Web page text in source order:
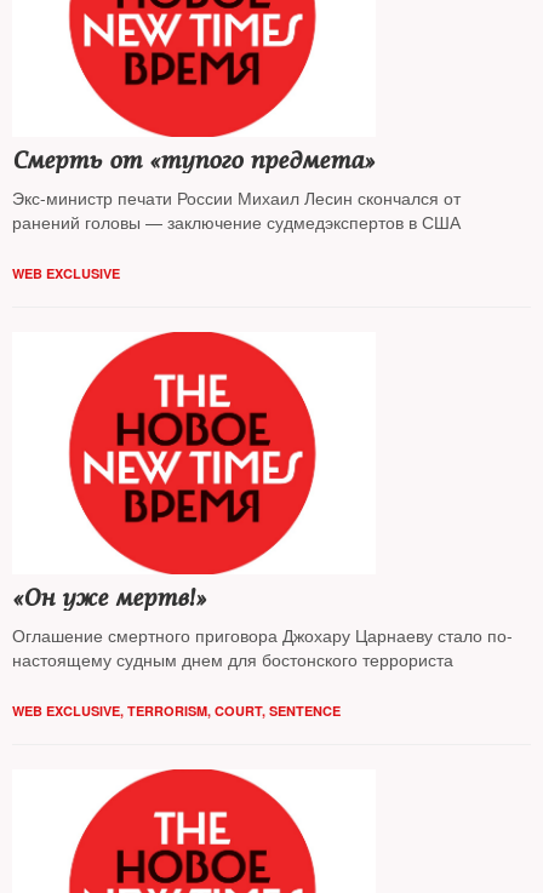
Смерть от «тупого предмета»
Экс-министр печати России Михаил Лесин скончался от
ранений головы — заключение судмедэкспертов в США
WEB EXCLUSIVE
«Он уже мертв!»
Оглашение смертного приговора Джохару Царнаеву стало по-
настоящему судным днем для бостонского террориста
WEB EXCLUSIVE, TERRORISM, COURT, SENTENCE